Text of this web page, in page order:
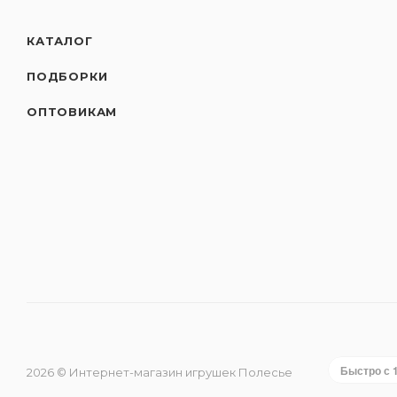
КАТАЛОГ
ПОДБОРКИ
ОПТОВИКАМ
2026 © Интернет-магазин игрушек Полесье Быстро с